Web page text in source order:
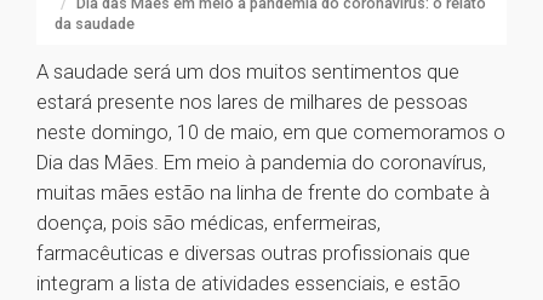
da saudade
A saudade será um dos muitos sentimentos que
estará presente nos lares de milhares de pessoas
neste domingo, 10 de maio, em que comemoramos o
Dia das Mães. Em meio à pandemia do coronavírus,
muitas mães estão na linha de frente do combate à
doença, pois são médicas, enfermeiras,
farmacêuticas e diversas outras profissionais que
integram a lista de atividades essenciais, e estão